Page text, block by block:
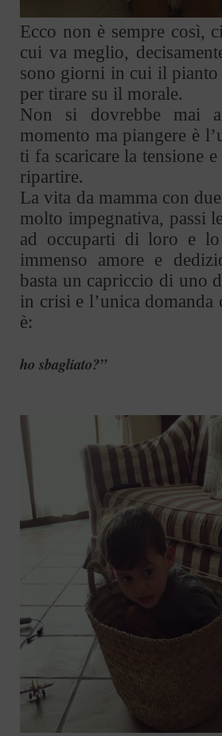
Ecco non è sempre così,
cui va meglio,
sono giorni in cui il pianto
per tirare su il morale.
Non si dovrebbe mai
momento ma piangere è
ti fa scaricare la tensione
ripartire.
La vita da mamma con
molto impegnativa, passi
ad occuparti di loro e
immenso amore e
basta un capriccio di uno
in crisi e l’unica domanda
è:
ho sbagliato?”